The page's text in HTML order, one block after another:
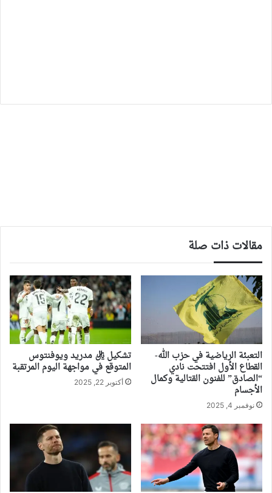
مقالات ذات صلة
التعبئة الرياضية في حزب الله-
القطاع الأول افتتحت نادي
“الصادق” للفنون القتالية وكمال
الأجسام
نوفمبر 4, 2025
تشكيل ريال مدريد ويوفنتوس
المتوقع في مواجهة اليوم المرتقبة
أكتوبر 22, 2025